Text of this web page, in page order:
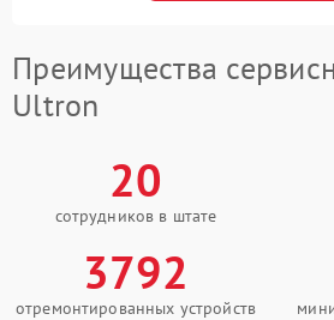
Преимущества
Ultron
20
сотрудников в штате
3792
отремонтированных устройств